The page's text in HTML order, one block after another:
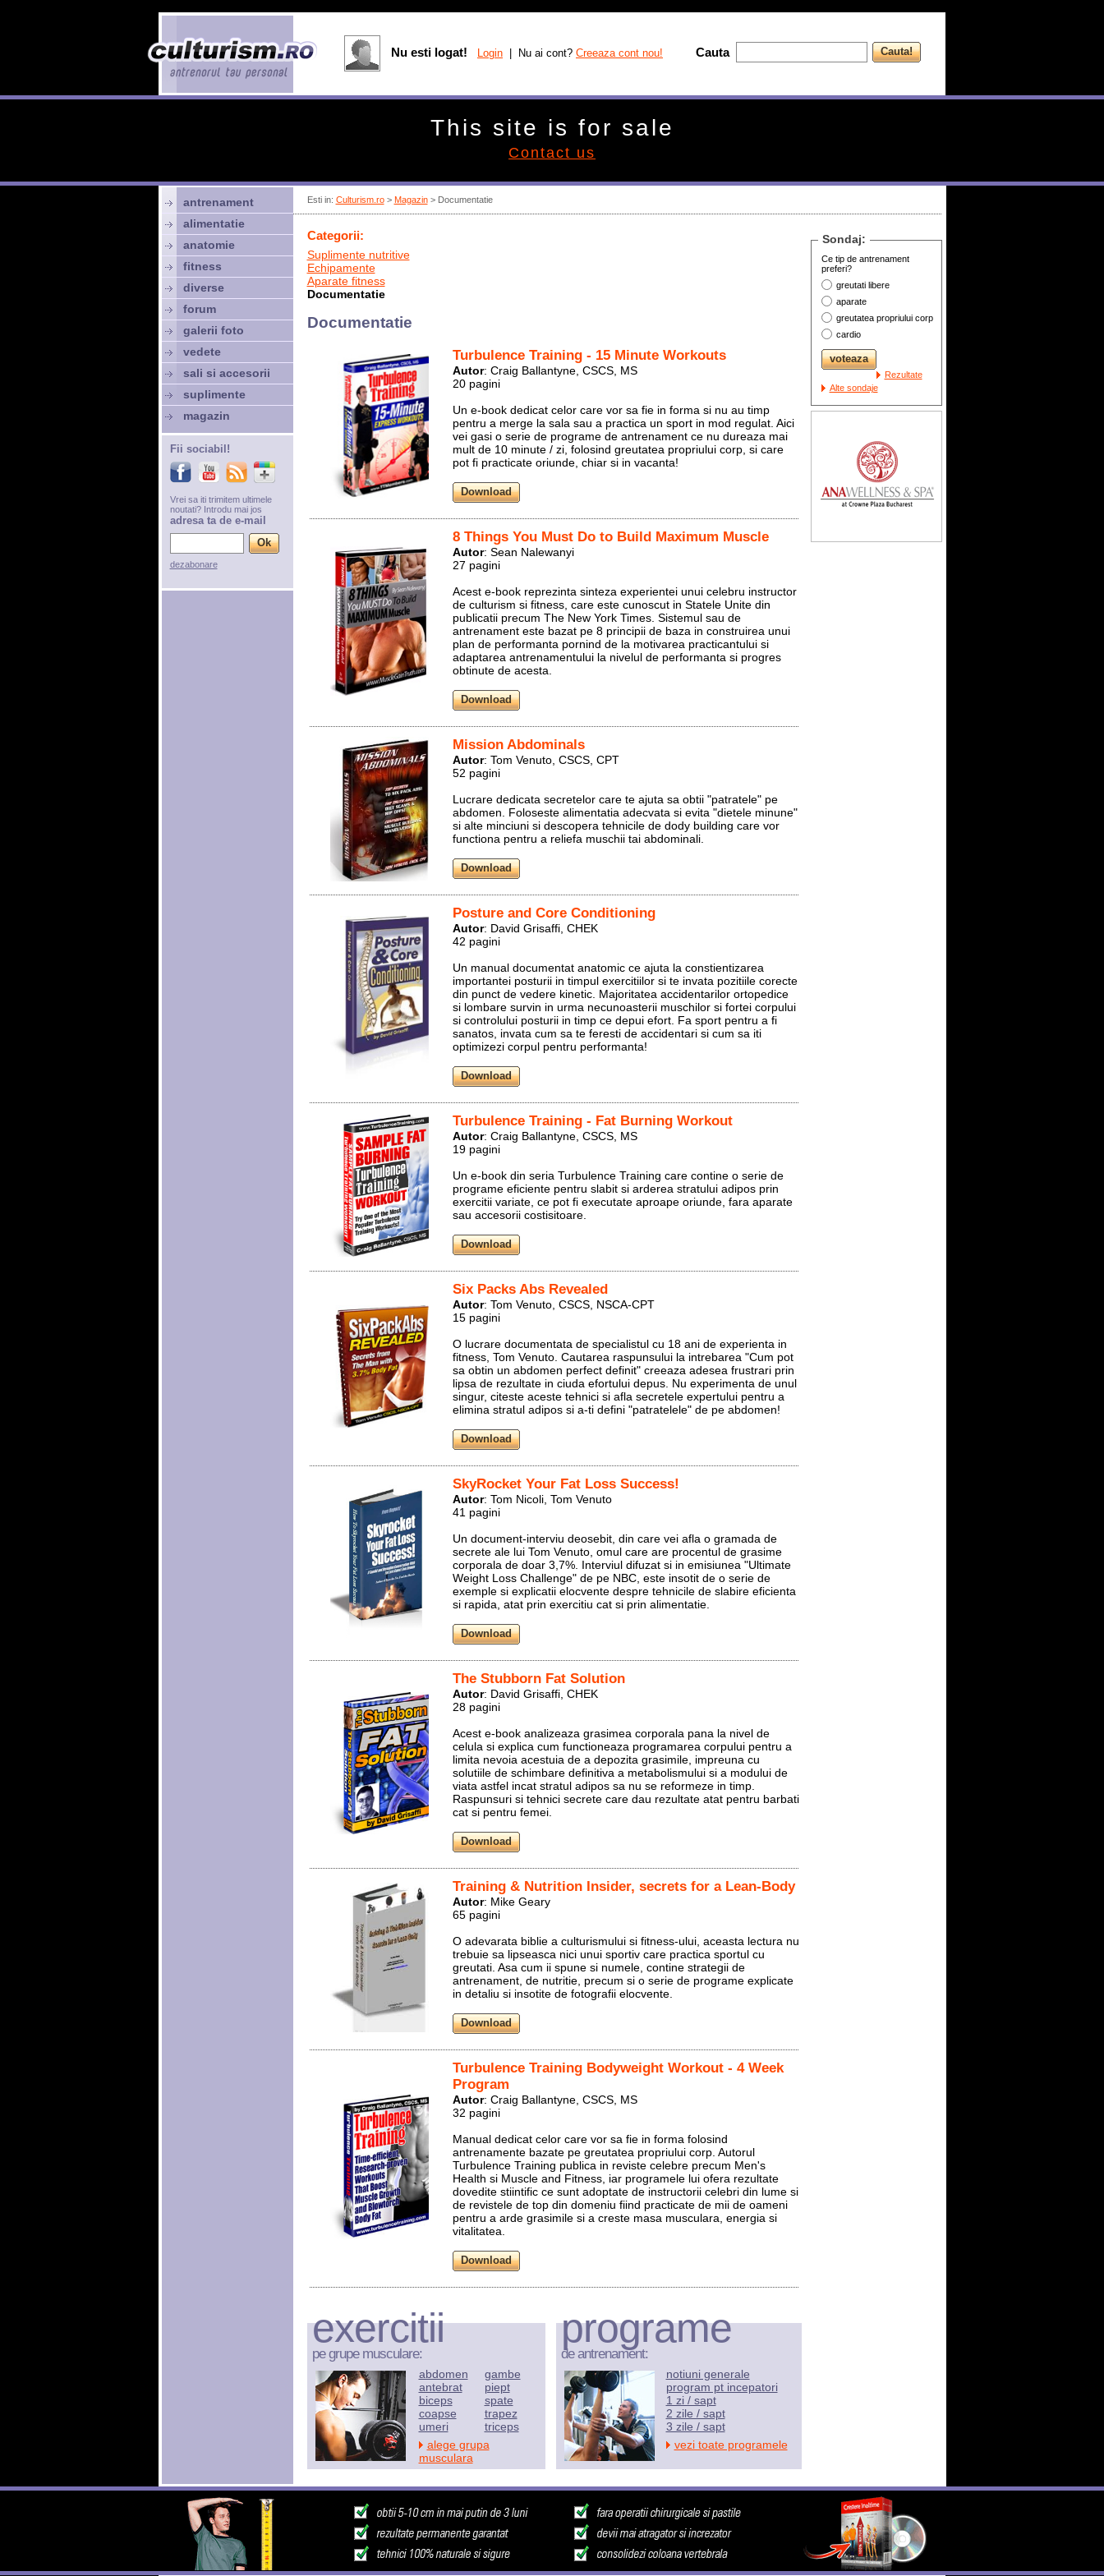
Esti in: Culturism.ro> Magazin> Documentatie
Categorii:
Suplimente nutritive
Echipamente
Aparate fitness
Documentatie
Documentatie
Turbulence Training - 15 Minute Workouts
Autor: Craig Ballantyne, CSCS, MS
20 pagini
Un e-book dedicat celor care vor sa fie in forma si nu au timp
pentru a merge la sala sau a practica un sport in mod regulat. Aici
vei gasi o serie de programe de antrenament ce nu dureaza mai
mult de 10 minute / zi, folosind greutatea propriului corp, si care
pot fi practicate oriunde, chiar si in vacanta!
8 Things You Must Do to Build Maximum Muscle
Autor: Sean Nalewanyi
27 pagini
Acest e-book reprezinta sinteza experientei unui celebru instructor
de culturism si fitness, care este cunoscut in Statele Unite din
publicatii precum The New York Times. Sistemul sau de
antrenament este bazat pe 8 principii de baza in construirea unui
plan de performanta pornind de la motivarea practicantului si
adaptarea antrenamentului la nivelul de performanta si progres
obtinute de acesta.
Mission Abdominals
Autor: Tom Venuto, CSCS, CPT
52 pagini
Lucrare dedicata secretelor care te ajuta sa obtii "patratele" pe
abdomen. Foloseste alimentatia adecvata si evita "dietele minune"
si alte minciuni si descopera tehnicile de dody building care vor
functiona pentru a reliefa muschii tai abdominali.
Posture and Core Conditioning
Autor: David Grisaffi, CHEK
42 pagini
Un manual documentat anatomic ce ajuta la constientizarea
importantei posturii in timpul exercitiilor si te invata pozitiile corecte
din punct de vedere kinetic. Majoritatea accidentarilor ortopedice
si lombare survin in urma necunoasterii muschilor si fortei corpului
si controlului posturii in timp ce depui efort. Fa sport pentru a fi
sanatos, invata cum sa te feresti de accidentari si cum sa iti
optimizezi corpul pentru performanta!
Turbulence Training - Fat Burning Workout
Autor: Craig Ballantyne, CSCS, MS
19 pagini
Un e-book din seria Turbulence Training care contine o serie de
programe eficiente pentru slabit si arderea stratului adipos prin
exercitii variate, ce pot fi executate aproape oriunde, fara aparate
sau accesorii costisitoare.
Six Packs Abs Revealed
Autor: Tom Venuto, CSCS, NSCA-CPT
15 pagini
O lucrare documentata de specialistul cu 18 ani de experienta in
fitness, Tom Venuto. Cautarea raspunsului la intrebarea "Cum pot
sa obtin un abdomen perfect definit" creeaza adesea frustrari prin
lipsa de rezultate in ciuda efortului depus. Nu experimenta de unul
singur, citeste aceste tehnici si afla secretele expertului pentru a
elimina stratul adipos si a-ti defini "patratelele" de pe abdomen!
SkyRocket Your Fat Loss Success!
Autor: Tom Nicoli, Tom Venuto
41 pagini
Un document-interviu deosebit, din care vei afla o gramada de
secrete ale lui Tom Venuto, omul care are procentul de grasime
corporala de doar 3,7%. Interviul difuzat si in emisiunea "Ultimate
Weight Loss Challenge" de pe NBC, este insotit de o serie de
exemple si explicatii elocvente despre tehnicile de slabire eficienta
si rapida, atat prin exercitiu cat si prin alimentatie.
The Stubborn Fat Solution
Autor: David Grisaffi, CHEK
28 pagini
Acest e-book analizeaza grasimea corporala pana la nivel de
celula si explica cum functioneaza programarea corpului pentru a
limita nevoia acestuia de a depozita grasimile, impreuna cu
solutiile de schimbare definitiva a metabolismului si a modului de
viata astfel incat stratul adipos sa nu se reformeze in timp.
Raspunsuri si tehnici secrete care dau rezultate atat pentru barbati
cat si pentru femei.
Training & Nutrition Insider, secrets for a Lean-Body
Autor: Mike Geary
65 pagini
O adevarata biblie a culturismului si fitness-ului, aceasta lectura nu
trebuie sa lipseasca nici unui sportiv care practica sportul cu
greutati. Asa cum ii spune si numele, contine strategii de
antrenament, de nutritie, precum si o serie de programe explicate
in detaliu si insotite de fotografii elocvente.
Turbulence Training Bodyweight Workout - 4 Week
Program
Autor: Craig Ballantyne, CSCS, MS
32 pagini
Manual dedicat celor care vor sa fie in forma folosind
antrenamente bazate pe greutatea propriului corp. Autorul
Turbulence Training publica in reviste celebre precum Men's
Health si Muscle and Fitness, iar programele lui ofera rezultate
dovedite stiintific ce sunt adoptate de instructorii celebri din lume si
de revistele de top din domeniu fiind practicate de mii de oameni
pentru a arde grasimile si a creste masa musculara, energia si
vitalitatea.
Sondaj:
Ce tip de antrenament
preferi?
greutati libere
aparate
greutatea propriului corp
cardio
Rezultate
Alte sondaje
exercitii
pe grupe musculare:
abdomen
antebrat
biceps
coapse
umeri
gambe
piept
spate
trapez
triceps
alege grupa
musculara
programe
de antrenament:
notiuni generale
program pt incepatori
1 zi / sapt
2 zile / sapt
3 zile / sapt
vezi toate programele
antrenament
alimentatie
anatomie
fitness
diverse
forum
galerii foto
vedete
sali si accesorii
suplimente
magazin
Fii sociabil!
Vrei sa iti trimitem ultimele
noutati? Introdu mai jos
adresa ta de e-mail
dezabonare
Nu esti logat! Login | Nu ai cont? Creeaza cont nou! Cauta
This site is for sale
Contact us